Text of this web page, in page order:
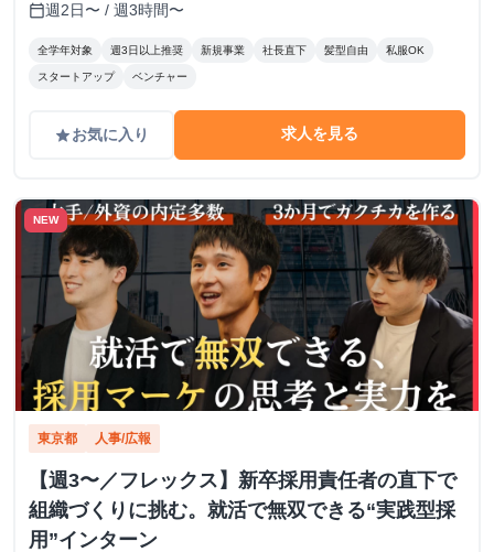
calendar_today週2日〜 / 週3時間〜
全学年対象 週3日以上推奨 新規事業 社長直下 髪型自由 私服OK
スタートアップ ベンチャー
gradeお気に入り 求人を見る
NEW
東京都 人事/広報
【週3〜／フレックス】新卒採用責任者の直下で
組織づくりに挑む。就活で無双できる“実践型採
用”インターン